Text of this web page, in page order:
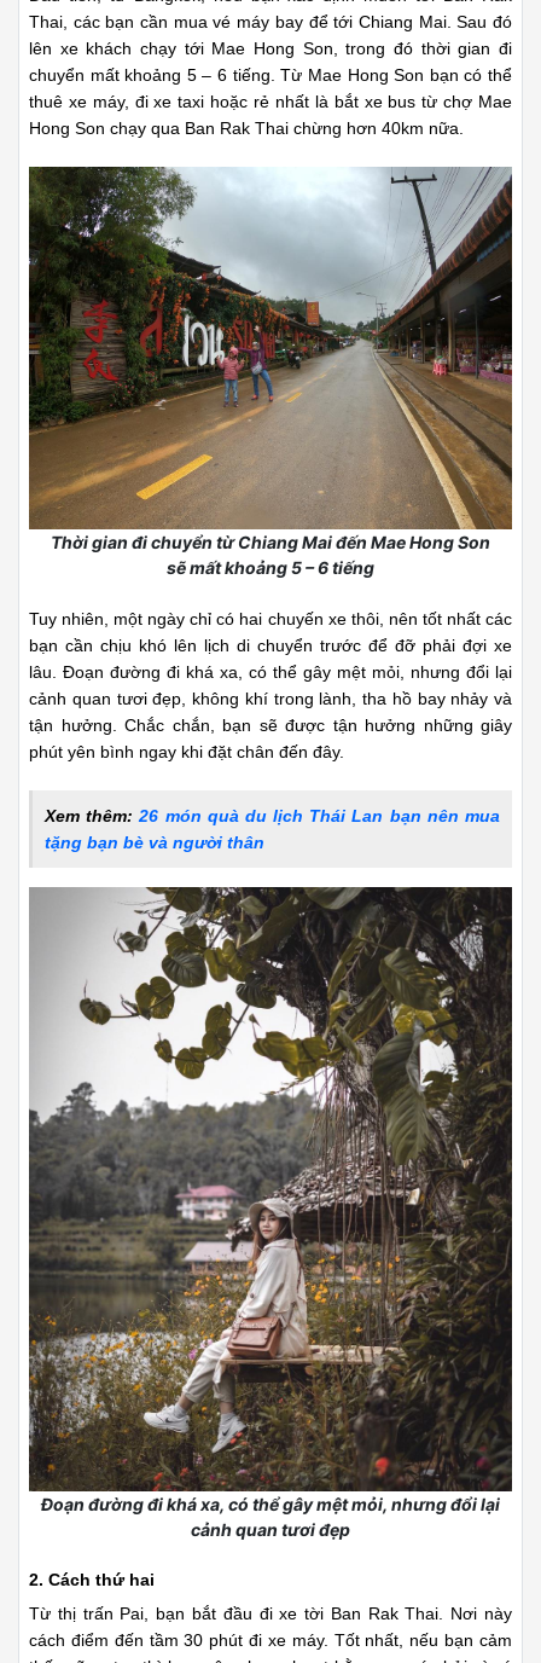
sẽ mất khoảng 5 – 6 tiếng
Tuy nhiên, một ngày chỉ có hai chuyến xe thôi, nên tốt nhất các
bạn cần chịu khó lên lịch di chuyển trước để đỡ phải đợi xe
lâu.
Đoạn đường đi khá xa, có thể gây mệt mỏi, nhưng đổi lại
tận hưởng. Chắc chắn, bạn sẽ được tận hưởng những giây
phút yên bình ngay khi đặt chân đến đây.
Xem thêm:26 món quà du lịch Thái Lan bạn nên mua
tặng bạn bè và người thân
Đoạn đường đi khá xa, có thể gây mệt mỏi, nhưng đổi lại
cảnh quan tươi đẹp
2. Cách thứ hai
Từ thị trấn Pai, bạn bắt đầu đi xe tời Ban Rak Thai. Nơi này
cách điểm đến tầm 30 phút đi xe máy. Tốt nhất, nếu bạn cảm
thấy vững tay thì bạn nên chọn phượt bằng xe máy bởi vì có
thể bạn sẽ đánh rơi một nửa thi vị nếu bạn không đi xe máy
trên đoạn đường tuyệt đẹp từ lên Pai sang Ban Rak Thai. Nó
thể nói nếu đoạn đường từ Chiang Mai đến Pai đẹp 1 phần thì
đường từ Pai lên Ban Rak Thai còn đẹp gấp 5 lần như vậy đấy.
Hầu hết cả chặng đường rợp bóng hàng cây xanh mát. Thi
thoảng lấp ló những bông dã quỳ vàng rực hai bên đường
điểm sắc vào thiên nhiên tươi đẹp của nơi đây. Thêm nữa là,
đường đi rất đẹp, có những đoạn không có nhiều phương tiện
di chuyển nên cực thích.
Xem thêm: Du lịch Thái Lan tháng 2: Đến Chiang Mai
thử gan chơi trò mạo hiểm